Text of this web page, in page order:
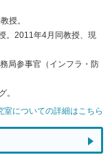
授。
。2011年4月同教授、現
局参事官（インフラ・防
。
についての詳細はこちら